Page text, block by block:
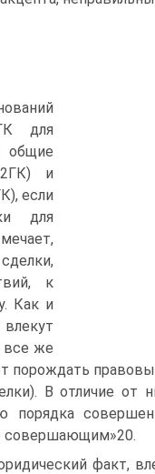
для
общие
и
если
для
к
Как и
все же
В отличие
порядка
совершающим»20.
факт,